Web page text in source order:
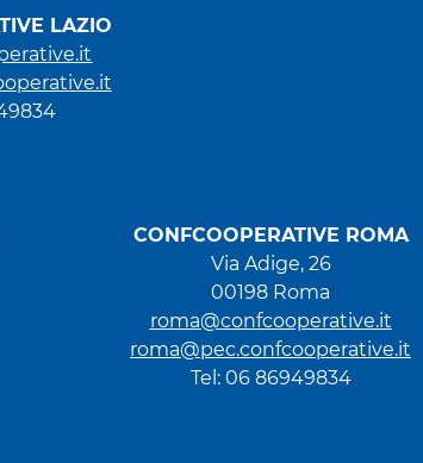
LAZIO
CONFCOOPERATIVE ROMA
Via Adige, 26
00198 Roma
roma@confcooperative.it
roma@pec.confcooperative.it
Tel: 06 86949834